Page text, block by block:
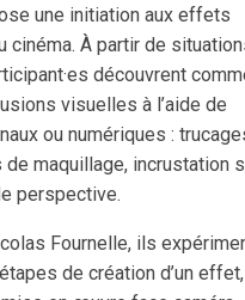
une initiation aux effets
cinéma. À partir de
découvrent
visuelles à l’aide de
ou numériques :
maquillage, incrustation
perspective.
Fournelle, ils
de création d’un